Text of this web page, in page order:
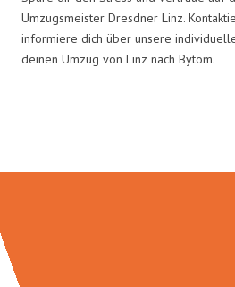
Umzugsmeister Dresdner Linz.
informiere dich über unsere
deinen Umzug von Linz nach Bytom.